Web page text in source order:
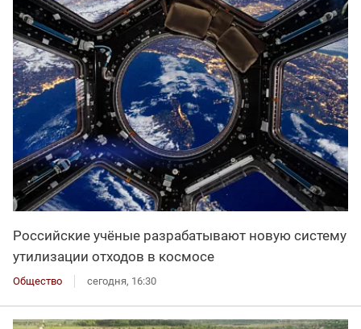
Российские учёные разрабатывают новую систему
утилизации отходов в космосе
Общество сегодня, 16:30